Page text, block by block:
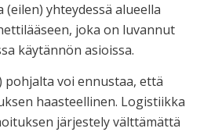
yhteydessä alueella
joka on luvannut
käytännön asioissa.
pohjalta voi ennustaa, että
haasteellinen. Logistiikka
järjestely välttämättä